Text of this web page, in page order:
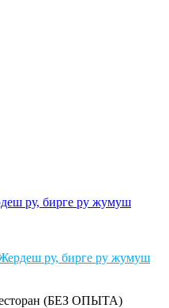
ру, бирге ру жумуш
(БЕЗ ОПЫТА)